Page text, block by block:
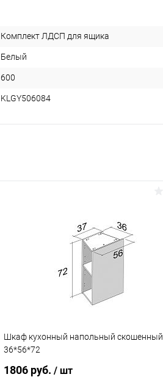
Комплект ЛДСП для ящика
Белый
600
KLGY506084
Шкаф кухонный напольный скошенный
36*56*72
1806 руб. / шт